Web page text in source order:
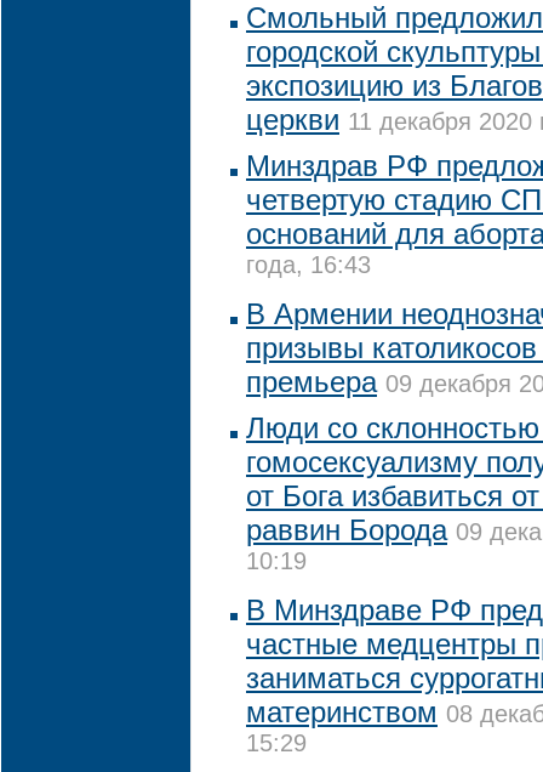
Смольный
городской
экспозицию из
церкви 11 декабря 2020
Минздрав РФ
четвертую стадию
оснований для
года, 16:43
В Армении
призывы католикосов
премьера 09 декабря
Люди со склонностью
гомосексуализму
от Бога избавиться
раввин Борода 09
10:19
В Минздраве РФ
частные медцентры
заниматься
материнством 08
15:29